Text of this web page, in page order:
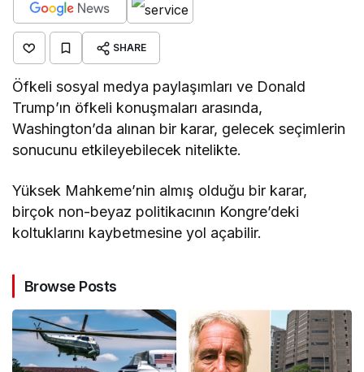
SHARE
Öfkeli sosyal medya paylaşımları ve Donald
Trump’ın öfkeli konuşmaları arasında,
Washington’da alınan bir karar, gelecek seçimlerin
sonucunu etkileyebilecek nitelikte.
Yüksek Mahkeme’nin almış olduğu bir karar,
birçok non-beyaz politikacının Kongre’deki
koltuklarını kaybetmesine yol açabilir.
Browse Posts